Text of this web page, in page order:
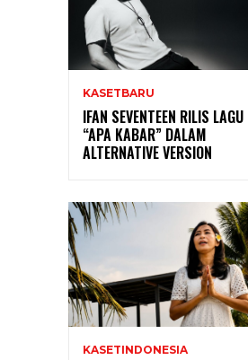
KASETBARU
IFAN SEVENTEEN RILIS LAGU
“APA KABAR” DALAM
ALTERNATIVE VERSION
KASETINDONESIA